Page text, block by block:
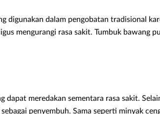
digunakan dalam pengobatan tradisional
mengurangi rasa sakit. Tumbuk bawang
dapat meredakan sementara rasa sakit.
penyembuh. Sama seperti minyak